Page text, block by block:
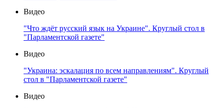
Видео
"Что ждёт русский язык на Украине". Круглый стол в
"Парламентской газете"
Видео
"Украина: эскалация по всем направлениям". Круглый
стол в "Парламентской газете"
Видео